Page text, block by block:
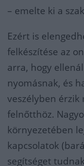
– emelte ki a
Ezért is
felkészítése az
arra, hogy
nyomásnak, és
veszélyben
felnőtthöz.
környezetében
kapcsolatok
segítséget